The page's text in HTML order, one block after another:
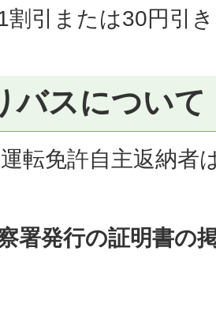
割引または30円引き
バスについて
転免許自主返納者
署発行の証明書の